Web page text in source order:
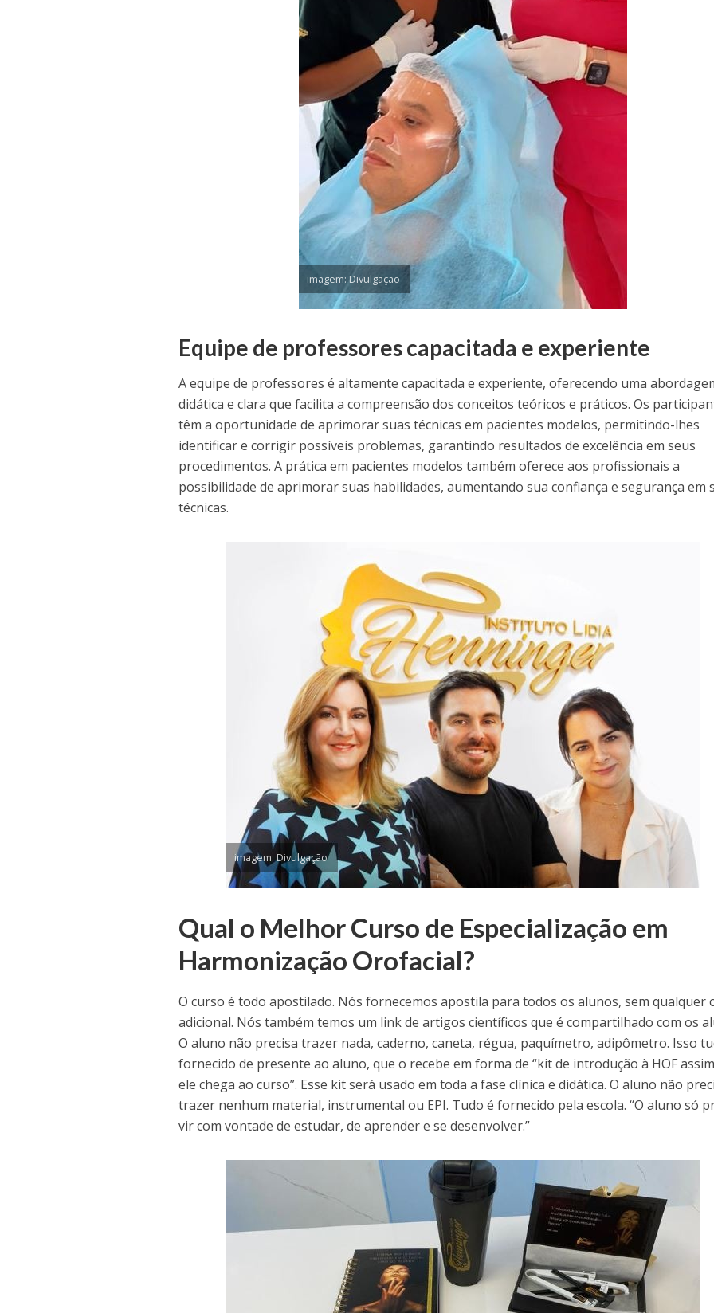
imagem: Divulgação
Equipe de professores capacitada e experiente
A equipe de professores é altamente capacitada e experiente, oferecendo uma
didática e clara que facilita a compreensão dos conceitos teóricos e práticos. Os
têm a oportunidade de aprimorar suas técnicas em pacientes modelos, permitindo-lhes
identificar e corrigir possíveis problemas, garantindo resultados de excelência em seus
procedimentos. A prática em pacientes modelos também oferece aos profissionais a
possibilidade de aprimorar suas habilidades, aumentando sua confiança e segurança em
técnicas.
imagem: Divulgação
Qual o Melhor Curso de Especialização em
Harmonização Orofacial?
O curso é todo apostilado. Nós fornecemos apostila para todos os alunos, sem qualquer
adicional. Nós também temos um link de artigos científicos que é compartilhado com os
O aluno não precisa trazer nada, caderno, caneta, régua, paquímetro, adipômetro. Isso
fornecido de presente ao aluno, que o recebe em forma de “kit de introdução à HOF
ele chega ao curso”. Esse kit será usado em toda a fase clínica e didática. O aluno não
trazer nenhum material, instrumental ou EPI. Tudo é fornecido pela escola. “O aluno só
vir com vontade de estudar, de aprender e se desenvolver.”